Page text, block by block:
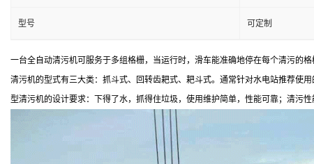
型号 可定制
一台全自动清污机可服务于多组格栅，当运行时，滑车能准确地停在每个清污的
清污机的型式有三大类：抓斗式、回转齿耙式、耙斗式。通常针对水电站推荐使
型清污机的设计要求：下得了水，抓得住垃圾，使用维护简单，性能可靠；清污